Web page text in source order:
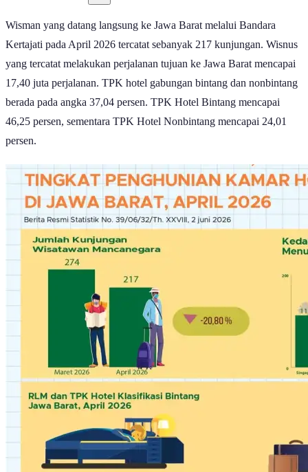
Wisman yang datang langsung ke Jawa Barat melalui Bandara
Kertajati pada April 2026 tercatat sebanyak 217 kunjungan. Wisnus
yang tercatat melakukan perjalanan tujuan ke Jawa Barat mencapai
17,40 juta perjalanan. TPK hotel gabungan bintang dan nonbintang
berada pada angka 37,04 persen. TPK Hotel Bintang mencapai
46,25 persen, sementara TPK Hotel Nonbintang mencapai 24,01
persen.